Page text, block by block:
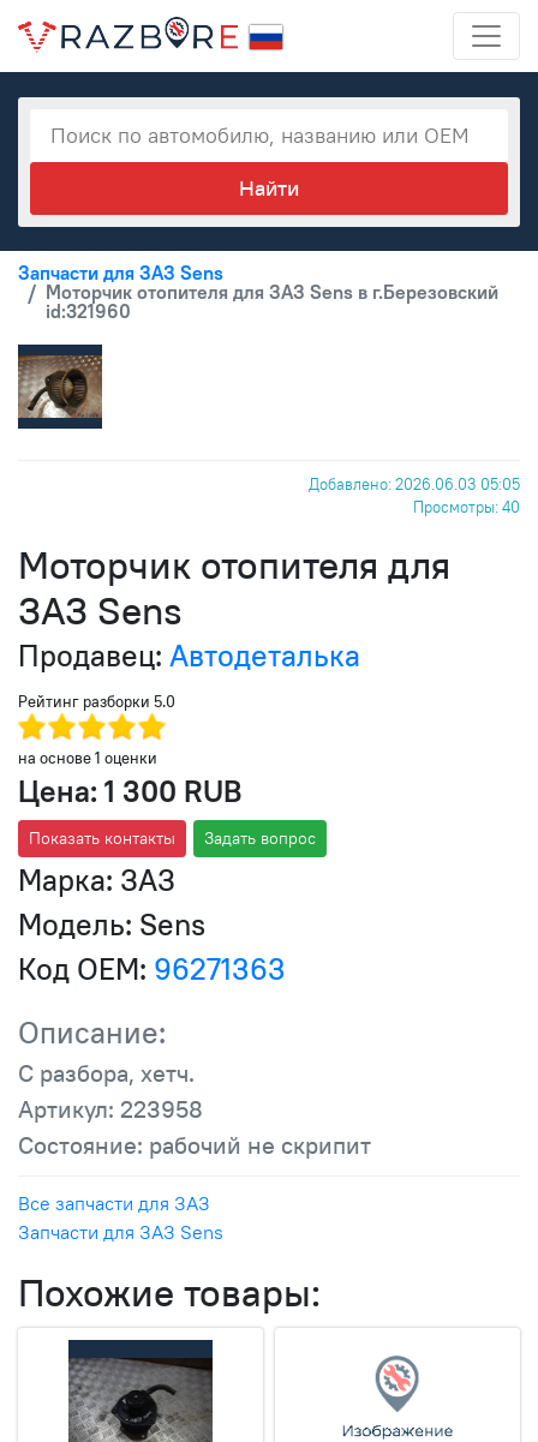
Запчасти для ЗАЗ Sens
Моторчик отопителя для ЗАЗ Sens в г.Березовский
id:321960
Добавлено: 2026.06.03 05:05
Просмотры: 40
Моторчик отопителя для
ЗАЗ Sens
Продавец: Автодеталька
Рейтинг разборки 5.0
на основе1 оценки
Цена: 1 300 RUB
Показать контакты Задать вопрос
Марка: ЗАЗ
Модель: Sens
Код OEM: 96271363
Описание:
С разбора, хетч.
Артикул: 223958
Состояние: рабочий не скрипит
Все запчасти для ЗАЗ
Запчасти для ЗАЗ Sens
Похожие товары: